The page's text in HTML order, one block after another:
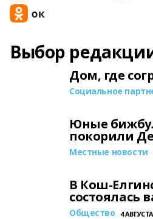
Выбор
Дом, где
Социальное
Юные
покорили
Местные новости
В Кош-
состоялась
Общество 4